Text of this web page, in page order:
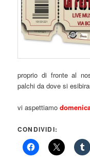
proprio di fronte al
palchi da dove si
vi aspettiamo
CONDIVIDI: